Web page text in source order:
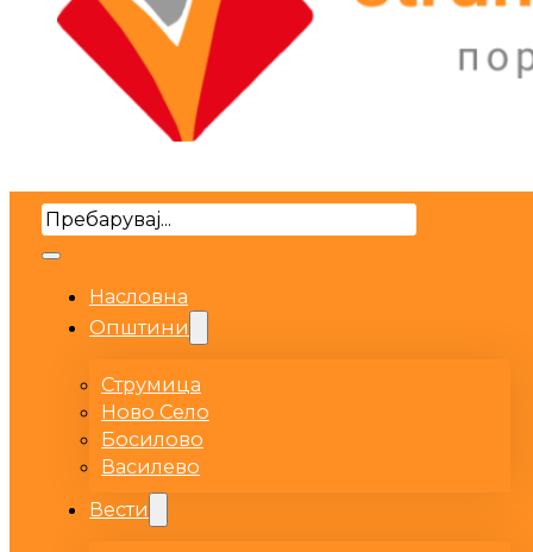
Search
Насловна
Општини
Струмица
Ново Село
Босилово
Василево
Вести